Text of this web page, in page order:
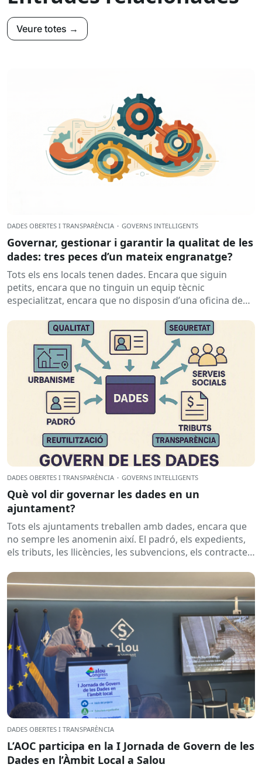
Veure totes →
DADES OBERTES I TRANSPARÈNCIA · GOVERNS INTEL·LIGENTS
Governar, gestionar i garantir la qualitat de les
dades: tres peces d’un mateix engranatge?
Tots els ens locals tenen dades. Encara que siguin
petits, encara que no tinguin un equip tècnic
especialitzat, encara que no disposin d’una oficina de
DADES OBERTES I TRANSPARÈNCIA · GOVERNS INTEL·LIGENTS
Què vol dir governar les dades en un
ajuntament?
Tots els ajuntaments treballen amb dades, encara que
no sempre les anomenin així. El padró, els expedients,
els tributs, les llicències, les subvencions, els contractes,
DADES OBERTES I TRANSPARÈNCIA
L’AOC participa en la I Jornada de Govern de les
Dades en l’Àmbit Local a Salou